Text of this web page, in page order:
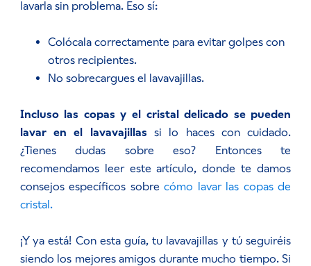
lavarla sin problema. Eso sí:
Colócala correctamente para evitar golpes con
otros recipientes.
No sobrecargues el lavavajillas.
Incluso las copas y el cristal delicado se pueden
lavar en el lavavajillas si lo haces con cuidado.
¿Tienes dudas sobre eso? Entonces te
recomendamos leer este artículo, donde te damos
consejos específicos sobrecómo lavar las copas de
cristal.
¡Y ya está! Con esta guía, tu lavavajillas y tú seguiréis
siendo los mejores amigos durante mucho tiempo. Si